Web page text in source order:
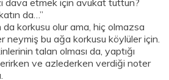
dava etmek için avukat tuttun?
da…”
korkusu olur ama, hiç olmazsa
neymiş bu ağa korkusu köylüler için.
talan olması da, yaptığı
ve azlederken verdiği noter